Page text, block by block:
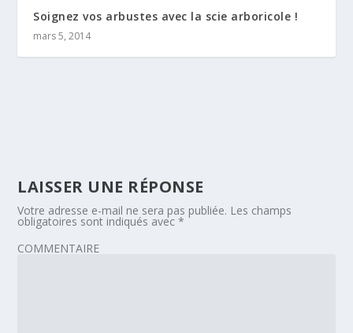
Soignez vos arbustes avec la scie arboricole !
mars 5, 2014
LAISSER UNE RÉPONSE
Votre adresse e-mail ne sera pas publiée. Les champs
obligatoires sont indiqués avec*
COMMENTAIRE